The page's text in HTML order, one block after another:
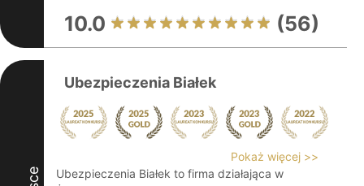
10.0 (56)
Ubezpieczenia Białek
Pokaż więcej >>
Ubezpieczenia Białek to firma działająca w